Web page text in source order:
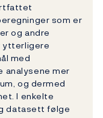
som er
og andre
ytterligere
med
analysene mer
og dermed
I enkelte
datasett følge